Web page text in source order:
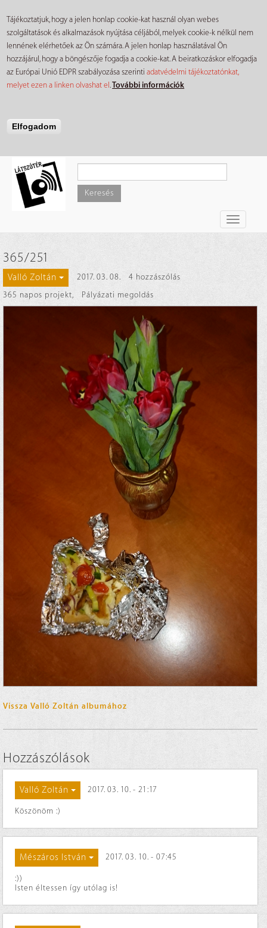
Tájékoztatjuk, hogy a jelen honlap cookie-kat használ olyan webes
szolgáltatások és alkalmazások nyújtása céljából, melyek cookie-k nélkül nem
lennének elérhetőek az Ön számára. A jelen honlap használatával Ön
hozzájárul, hogy a böngészője fogadja a cookie-kat. A beiratkozáskor elfogadja
az Európai Unió EDPR szabályozása szerintiadatvédelmi tájékoztatónkat,
melyet ezen a linken olvashat el.További információk
Elfogadom
tartalomra
Keresés
Toggle
365/251
Valló Zoltán 2017. 03. 08.
4 hozzászólás
365 napos projekt, Pályázati megoldás
Vissza Valló Zoltán albumához
Hozzászólások
Valló Zoltán 2017. 03. 10. - 21:17
Köszönöm :)
Mészáros István 2017. 03. 10. - 07:45
:))
Isten éltessen így utólag is!